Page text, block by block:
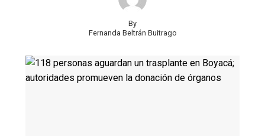
By
Fernanda Beltrán Buitrago